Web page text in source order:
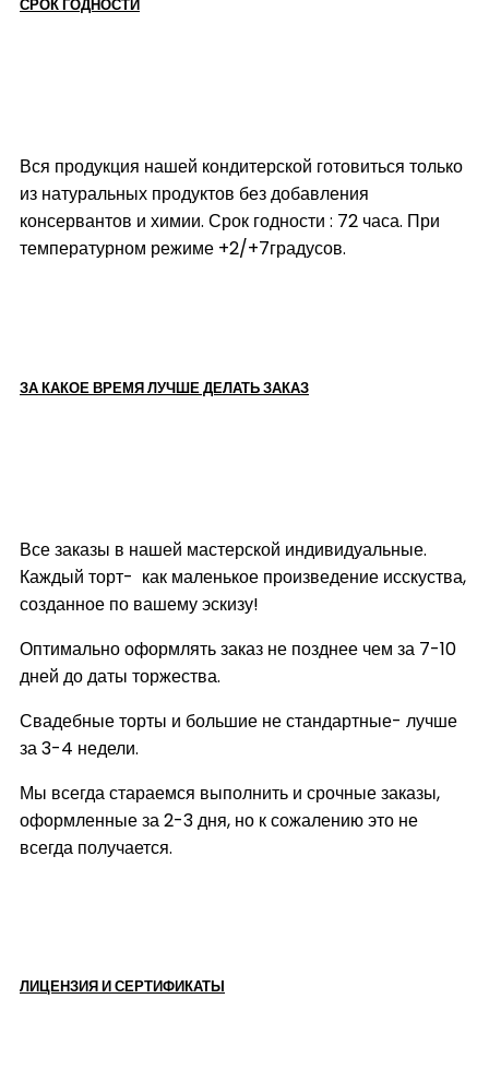
СРОК ГОДНОСТИ
Вся продукция нашей кондитерской готовиться только
из натуральных продуктов без добавления
консервантов и химии. Срок годности : 72 часа. При
температурном режиме +2/+7градусов.
ЗА КАКОЕ ВРЕМЯ ЛУЧШЕ ДЕЛАТЬ ЗАКАЗ
Все заказы в нашей мастерской индивидуальные.
Каждый торт- как маленькое произведение исскуства,
созданное по вашему эскизу!
Оптимально оформлять заказ не позднее чем за 7-10
дней до даты торжества.
Свадебные торты и большие не стандартные- лучше
за 3-4 недели.
Мы всегда стараемся выполнить и срочные заказы,
оформленные за 2-3 дня, но к сожалению это не
всегда получается.
ЛИЦЕНЗИЯ И СЕРТИФИКАТЫ